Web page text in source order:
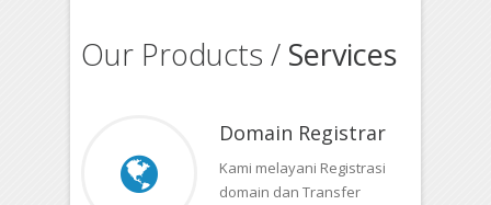
Our Products / Services
Domain Registrar
Kami melayani Registrasi
domain dan Transfer